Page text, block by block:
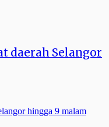
daerah Selangor